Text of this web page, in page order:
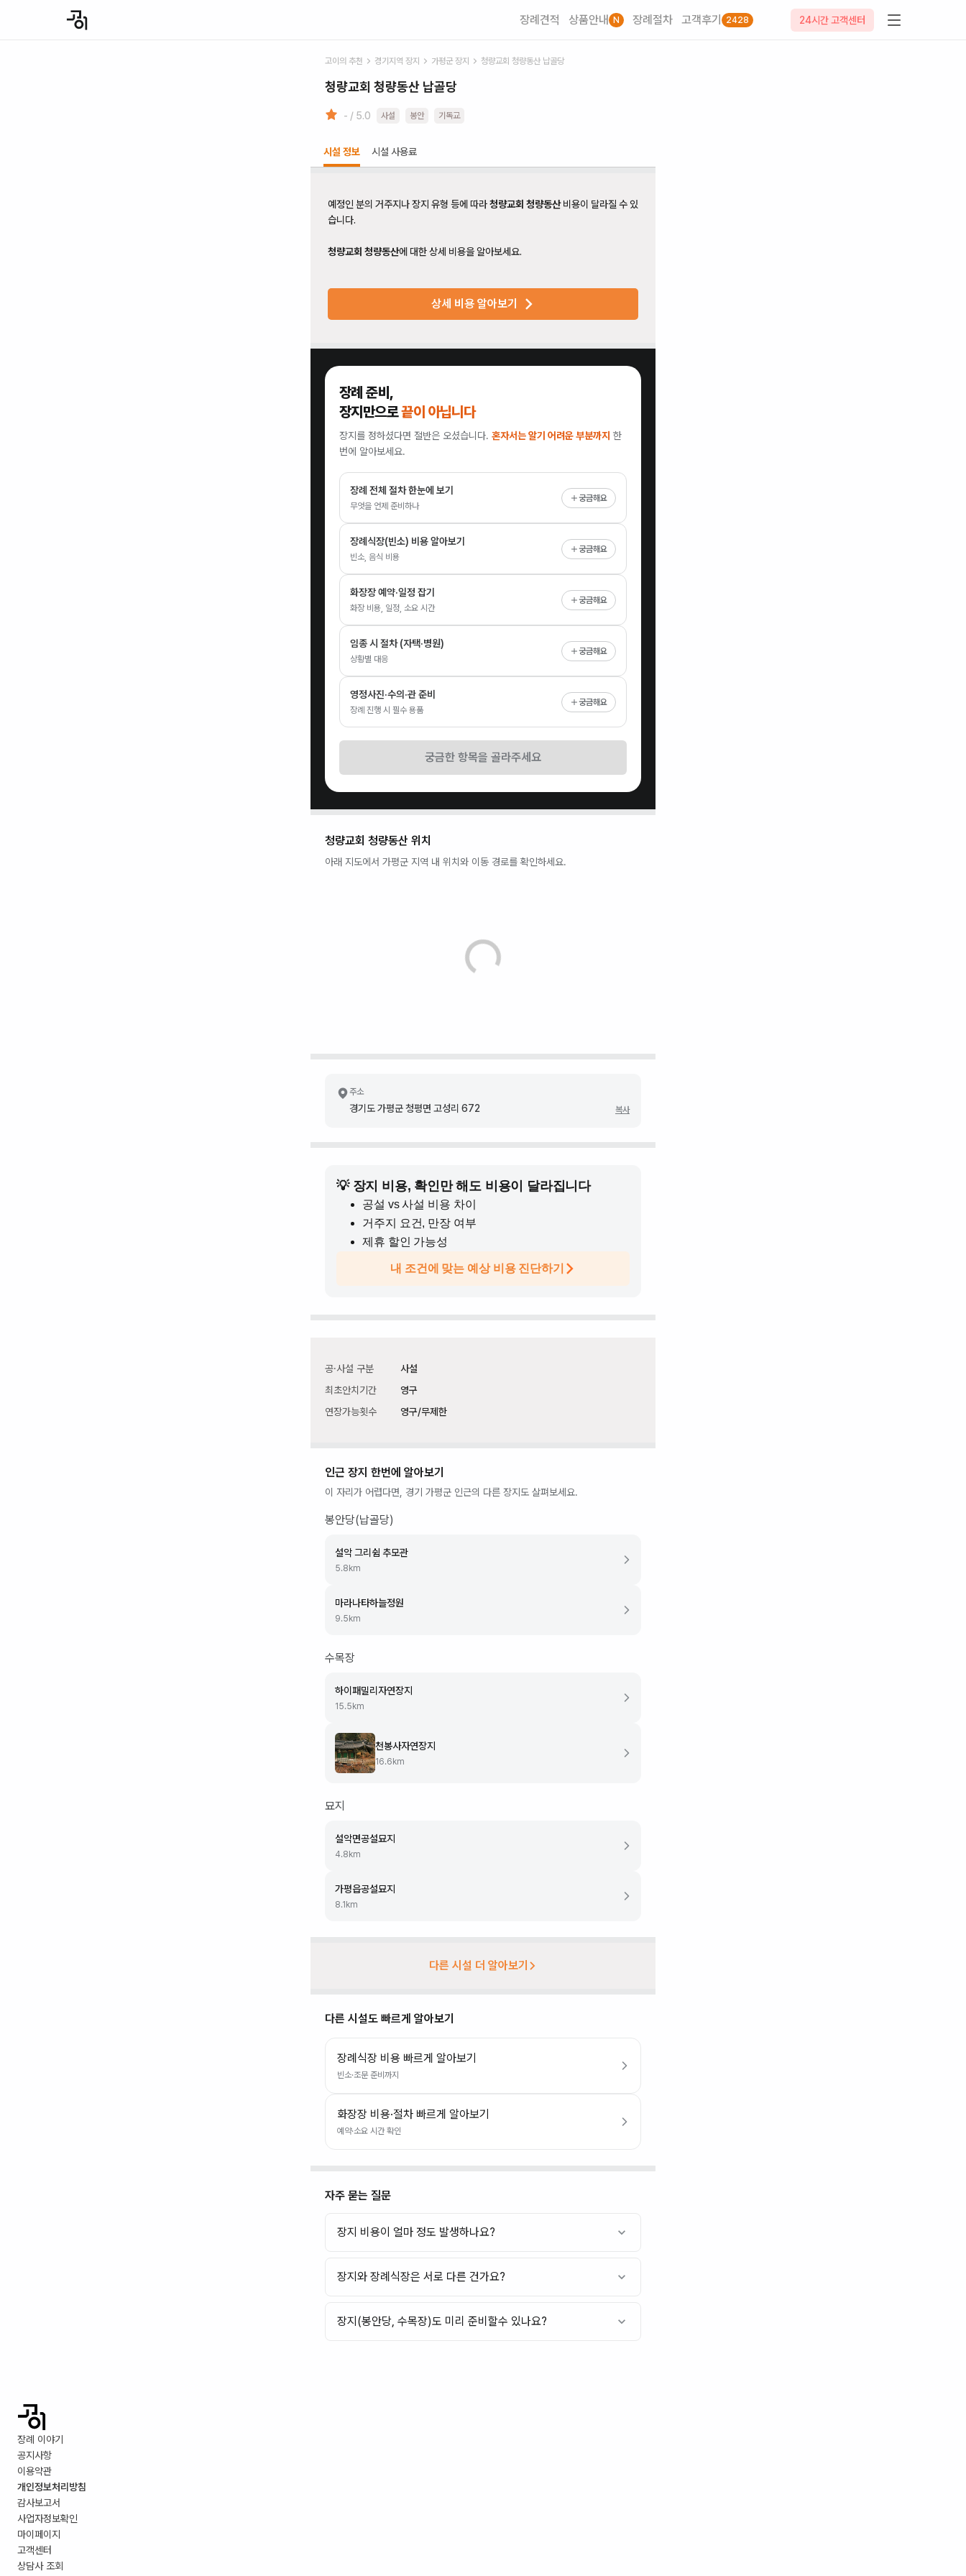
장례견적 상품안내 N 장례절차 고객후기 2428 24시간 고객센터
고이의 추천 경기 지역 장지 가평군 장지 청량교회 청량동산 납골당
청량교회 청량동산 납골당
- / 5.0 사설 봉안 기독교
시설 정보 시설 사용료
예정인 분의 거주지나 장지 유형 등에 따라청량교회 청량동산비용이 달라질 수 있
습니다.
청량교회 청량동산에 대한 상세 비용을 알아보세요.
상세 비용 알아보기
장례 준비,
장지만으로끝이 아닙니다
장지를 정하셨다면 절반은 오셨습니다. 혼자서는 알기 어려운 부분까지 한
번에 알아보세요.
장례 전체 절차 한눈에 보기
무엇을 언제 준비하나
궁금해요
장례식장(빈소) 비용 알아보기
빈소, 음식 비용
궁금해요
화장장 예약·일정 잡기
화장 비용, 일정, 소요 시간
궁금해요
임종 시 절차 (자택·병원)
상황별 대응
궁금해요
영정사진·수의·관 준비
장례 진행 시 필수 용품
궁금해요
궁금한 항목을 골라주세요
청량교회 청량동산 위치
아래 지도에서 가평군 지역 내 위치와 이동 경로를 확인하세요.
주소
경기도 가평군 청평면 고성리 672 복사
💡 장지 비용, 확인만 해도 비용이 달라집니다
공설 vs 사설 비용 차이
거주지 요건, 만장 여부
제휴 할인 가능성
내 조건에 맞는 예상 비용 진단하기
공·사설 구분
사설
최초안치기간
영구
연장가능횟수
영구/무제한
인근 장지 한번에 알아보기
이 자리가 어렵다면, 경기 가평군 인근의 다른 장지도 살펴보세요.
봉안당(납골당)
설악 그리쉼 추모관
5.8 km
마라나타하늘정원
9.5 km
수목장
하이패밀리자연장지
15.5 km
천봉사자연장지
16.6 km
묘지
설악면공설묘지
4.8 km
가평읍공설묘지
8.1 km
다른 시설 더 알아보기
다른 시설도 빠르게 알아보기
장례식장 비용 빠르게 알아보기
빈소·조문 준비까지
화장장 비용·절차 빠르게 알아보기
예약·소요 시간 확인
자주 묻는 질문
장지 비용이 얼마 정도 발생하나요?
장지와 장례식장은 서로 다른 건가요?
장지(봉안당, 수목장)도 미리 준비할수 있나요?
장례 이야기
공지사항
이용약관
개인정보처리방침
감사보고서
사업자정보확인
마이페이지
고객센터
상담사 조회